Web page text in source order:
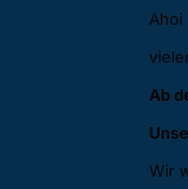
Ahoi
Ab
Wir